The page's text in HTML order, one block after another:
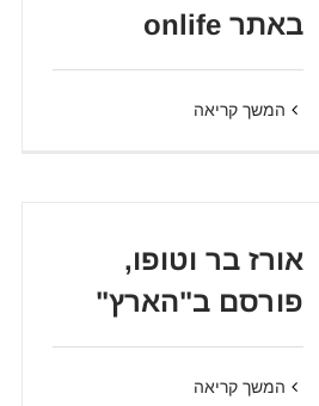
באתר onlife
המשך קריאה
אורז בר וטופו,
פורסם ב"הארץ"
המשך קריאה